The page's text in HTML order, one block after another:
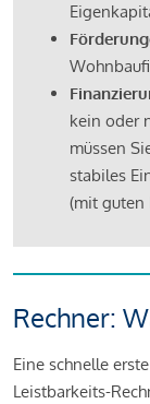
kein oder
müssen
stabiles
(mit guten
Rechner:
Eine schnelle
Leistbarkeits-